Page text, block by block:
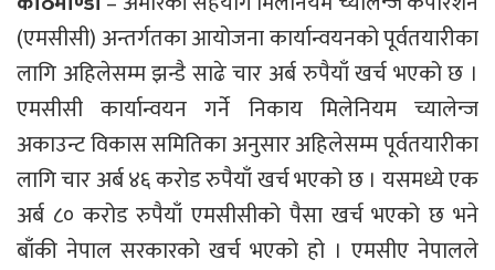
(एमसीसी) अन्तर्गतका आयोजना कार्यान्वयनको पूर्वतयारीका
लागि अहिलेसम्म झन्डै साढे चार अर्ब रुपैयाँ खर्च भएको छ ।
एमसीसी कार्यान्वयन गर्ने निकाय मिलेनियम च्यालेन्ज
अकाउन्ट विकास समितिका अनुसार अहिलेसम्म पूर्वतयारीका
लागि चार अर्ब ४६ करोड रुपैयाँ खर्च भएको छ । यसमध्ये एक
अर्ब ८० करोड रुपैयाँ एमसीसीको पैसा खर्च भएको छ भने
बाँकी नेपाल सरकारको खर्च भएको हो । एमसीए नेपालले